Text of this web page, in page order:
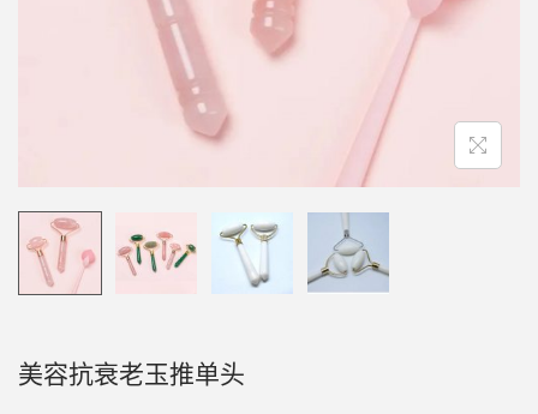
美容抗衰老玉推单头